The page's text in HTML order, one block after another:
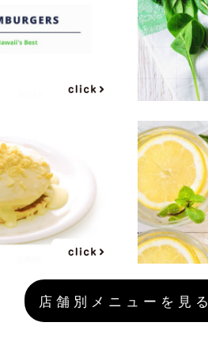
店舗別メニューを見る